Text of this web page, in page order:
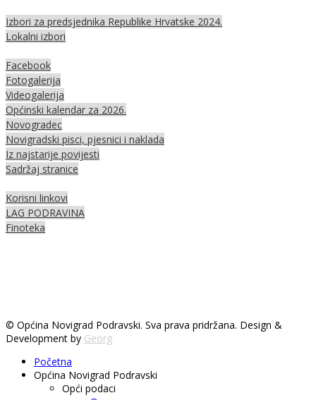
Izbori za predsjednika Republike Hrvatske 2024.
Lokalni izbori
Facebook
Fotogalerija
Videogalerija
Općinski kalendar za 2026.
Novogradec
Novigradski pisci, pjesnici i naklada
Iz najstarije povijesti
Sadržaj stranice
Korisni linkovi
LAG PODRAVINA
Finoteka
© Općina Novigrad Podravski. Sva prava pridržana. Design &
Development by Georg
Početna
Općina Novigrad Podravski
Opći podaci